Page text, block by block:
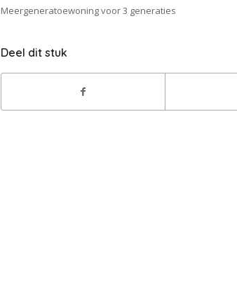
Meergeneratoewoning voor 3 generaties
Deel dit stuk